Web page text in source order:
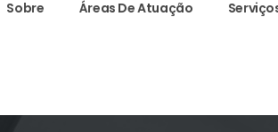
Sobre Áreas De Atuação